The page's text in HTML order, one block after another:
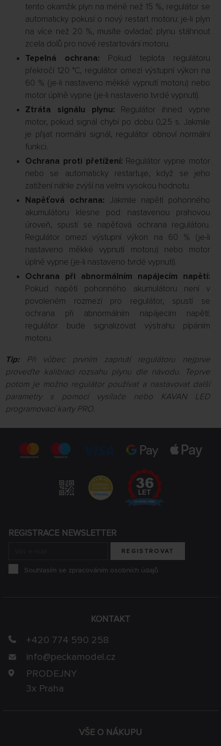
tento okamžik plyn na méně než 15 %, regulátor se
automaticky pokusí o nový restart motoru; je-li plyn
na více než 20 %, musíte ovladač plynu stáhnout
zcela dolů pro nové restartování motoru.
Tepelná ochrana: Pokud teplota regulátoru
překročí 120 °C, regulátor omezí výstupní výkon na
60 % (je-li nastaveno měkké vypnutí motoru) nebo
motor úplně vypne (je-li nastaveno tvrdé vypnutí).
Ztráta signálu plynu: Regulátor ihned vypne
motor, pokud signál chybí po dobu 0,25 s. Jakmile
je přijat normální signál, regulátor obnoví normální
funkci.
Ochrana proti přetížení: Regulátor vypne motor
nebo se automaticky restartuje, když se jeho
zatížení náhle zvýší na velmi vysokou hodnotu.
Napěťová ochrana: Jakmile napětí pohonného
akumulátoru klesne pod nastavenou prahovou
úroveň, spustí se napěťová ochrana regulátoru.
Regulátor omezí výstupní výkon na 60 % (je-li
nastaveno měkké vypnutí motoru) nebo motor
úplně vypne (je-li nastaveno tvrdé vypnutí).
Ochrana při abnormálním napájecím napětí:
Pokud napětí pohonného akumulátoru není v
povoleném rozmezí pro regulátor, spustí se
ochrana při abnormálním napájecím napětí;
regulátor bude signalizovat výstrahu pípáním
motoru.
Tip:
Při vůbec prvním zapnutí regulátoru nejprve
proveďte kalibraci rozsahu plynu dle návodu. Teprve
potom je možno regulátor používat a nastavovat další
parametry s pomocí vysílače nebo KAVAN LED
programovací karty PRO.
VŠE O NÁKUPU
KONTAKT
+420 774 590 258
info@peckamodel.cz
PRODEJNY
3x Praha
REGISTRACE NEWSLETTER
REGISTROVAT
Souhlasím se zpracováním osobních údajů